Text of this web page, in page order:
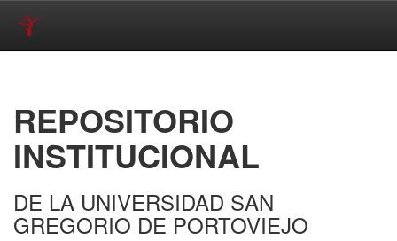
REPOSITORIO
INSTITUCIONAL
DE LA UNIVERSIDAD SAN
GREGORIO DE PORTOVIEJO